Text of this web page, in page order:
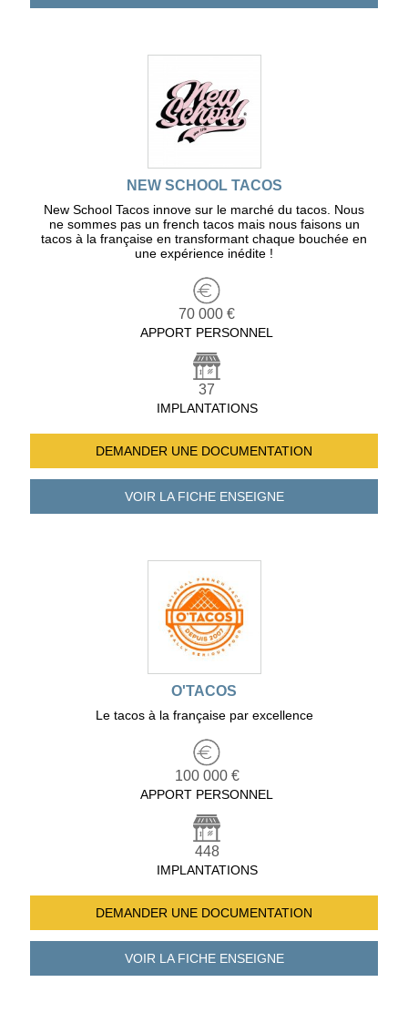
NEW SCHOOL TACOS
New School Tacos innove sur le marché du tacos. Nous
ne sommes pas un french tacos mais nous faisons un
tacos à la française en transformant chaque bouchée en
une expérience inédite !
70 000 €
APPORT PERSONNEL
37
IMPLANTATIONS
DEMANDER UNE DOCUMENTATION
VOIR LA FICHEENSEIGNE
O'TACOS
Le tacos à la française par excellence
100 000 €
APPORT PERSONNEL
448
IMPLANTATIONS
DEMANDER UNE DOCUMENTATION
VOIR LA FICHEENSEIGNE